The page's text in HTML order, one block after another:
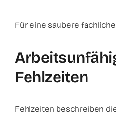
Für eine saubere
Fehlzeiten
Fehlzeiten beschreiben